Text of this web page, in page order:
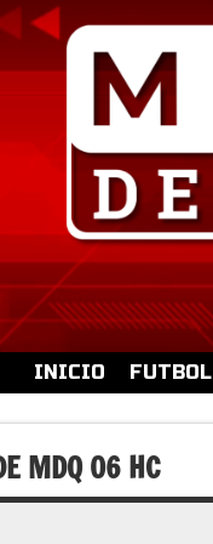
INICIO FUTBOL
MDQ 06 HC